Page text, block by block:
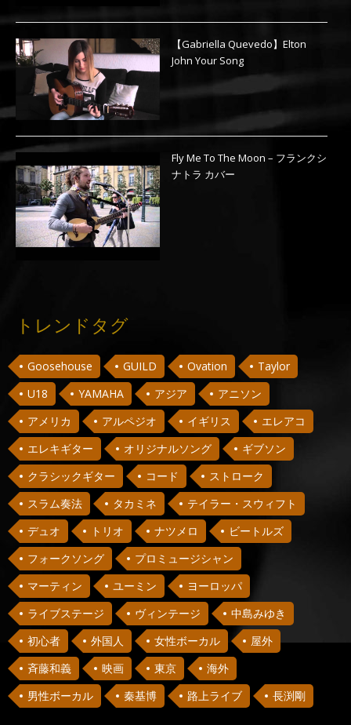
【Gabriella Quevedo】Elton
John Your Song
Fly Me To The Moon – フランクシ
ナトラ カバー
トレンドタグ
Goosehouse GUILD Ovation
Taylor
U18
YAMAHA アジア
アニソン
アメリカ
アルペジオ イギリス
エレアコ
エレキギター
オリジナルソング
ギブソン
クラシックギター
コード
ストローク
スラム奏法
タカミネ
テイラー・スウィフト
デュオ
トリオ ナツメロ
ビートルズ
フォークソング
プロミュージシャン
マーティン
ユーミン
ヨーロッパ
ライブステージ
ヴィンテージ
中島みゆき
初心者
外国人 女性ボーカル
屋外
斉藤和義
映画 東京
海外
男性ボーカル
秦基博 路上ライブ 長渕剛